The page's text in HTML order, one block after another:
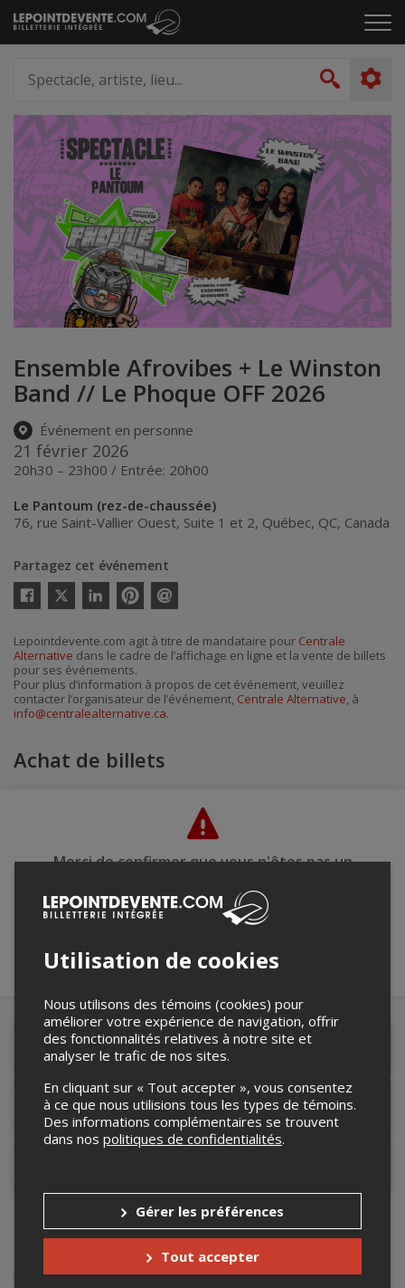
Passer
au
le
artiste,
lieu...
Ensemble Afrovibes + Le Winston
Band // Le Phoque OFF 2026
Événement en personne
21 février 2026
20h30 – 23h00 / Entrée: 20h00
Le Pantoum (rez-de-chaussée)
76, rue Saint-Vallier Ouest, Suite 1 et 2, Québec, QC, Canada
Partagez cet événement
Twitter
courriel
Lepointdevente.com agit à titre de mandataire pour Centrale
Alternative dans le cadre de l’affichage en ligne et la vente de billets
pour ses événements.
Pour plus d’information à propos de cet événement, veuillez
contacter l’organisateur de l’événement, Centrale Alternative, à
info@centralealternative.ca.
Achat de billets
Merci de confirmer que vous n'êtes pas un
Détails de l'événement
Lieu de l'événement
Le Winston Band
Le Winston Band, c’est un groupe québécois qui puise dans
le riche héritage culturel louisianais pour créer des chansons
Utilisation de cookies
Nous utilisons des témoins (cookies) pour
améliorer votre expérience de navigation, offrir
des fonctionnalités relatives à notre site et
analyser le trafic de nos sites.
En cliquant sur « Tout accepter », vous consentez
à ce que nous utilisions tous les types de témoins.
Des informations complémentaires se trouvent
dans nos politiques de confidentialités.
Gérer les préférences
Tout accepter